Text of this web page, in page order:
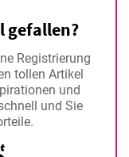
gefallen?
Registrierung
tollen Artikel
und
und Sie